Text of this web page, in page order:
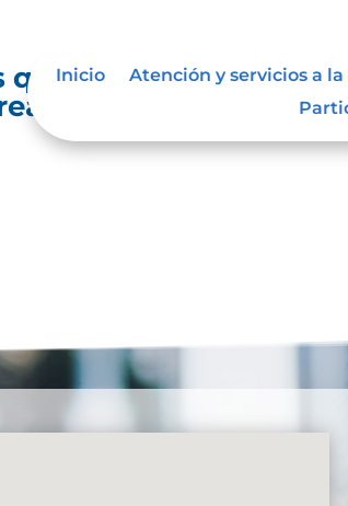
Inicio Atención y servicios a
se siguen para